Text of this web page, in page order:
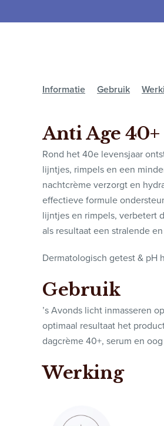
Informatie Gebruik
Anti Age
Rond het 40e levensjaar
lijntjes, rimpels en een
nachtcrème verzorgt en
effectieve formule
lijntjes en rimpels, verbetert
als resultaat een stralende
Dermatologisch getest & pH
Gebruik
’s Avonds licht inmasseren
optimaal resultaat het
dagcrème 40+, serum en
Werking